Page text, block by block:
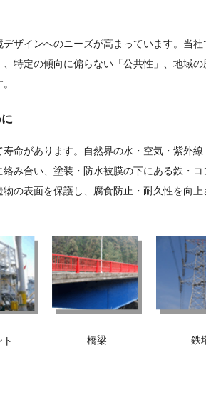
ザインへのニーズが高まっています。当
特定の傾向に偏らない「公共性」、地域
命があります。自然界の水・空気・紫外
み合い、塗装・防水被膜の下にある鉄・
の表面を保護し、腐食防止・耐久性を向上
橋梁 鉄